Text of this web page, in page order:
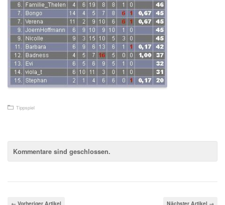
Tippspiel
Kommentare sind geschlossen.
Nächster Artikel →
← Vorheriger Artikel